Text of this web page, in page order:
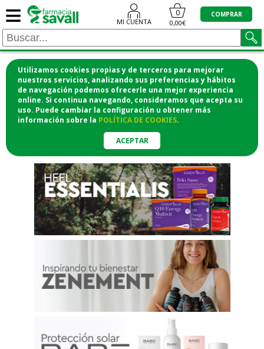
Utilizamos cookies propias y de terceros para mejorar
nuestros servicios, analizando sus preferencias y hábitos
de navegación podemos ofrecerle una mejor experiencia
online. Si continua navegando, consideramos que acepta su
uso. Puede cambiar la configuración u obtener más
información sobre la POLÍTICA DE COOKIES.
ACEPTAR
≡ MI CUENTA
0
0,00€
COMPRAR
¡COMPRA CÓMODAMENTE
DESDE CASA Y RECOGE EN LA
FARMACIA!o si lo prefieres te lo mandamos
a casa